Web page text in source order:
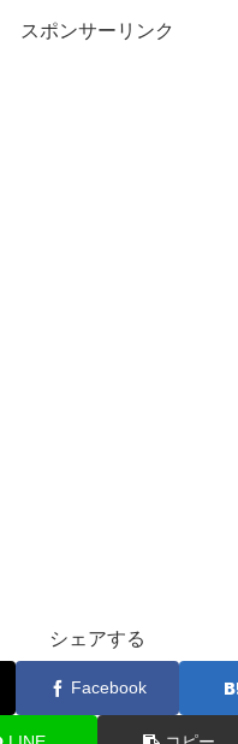
スポンサーリンク
シェアする
Facebook